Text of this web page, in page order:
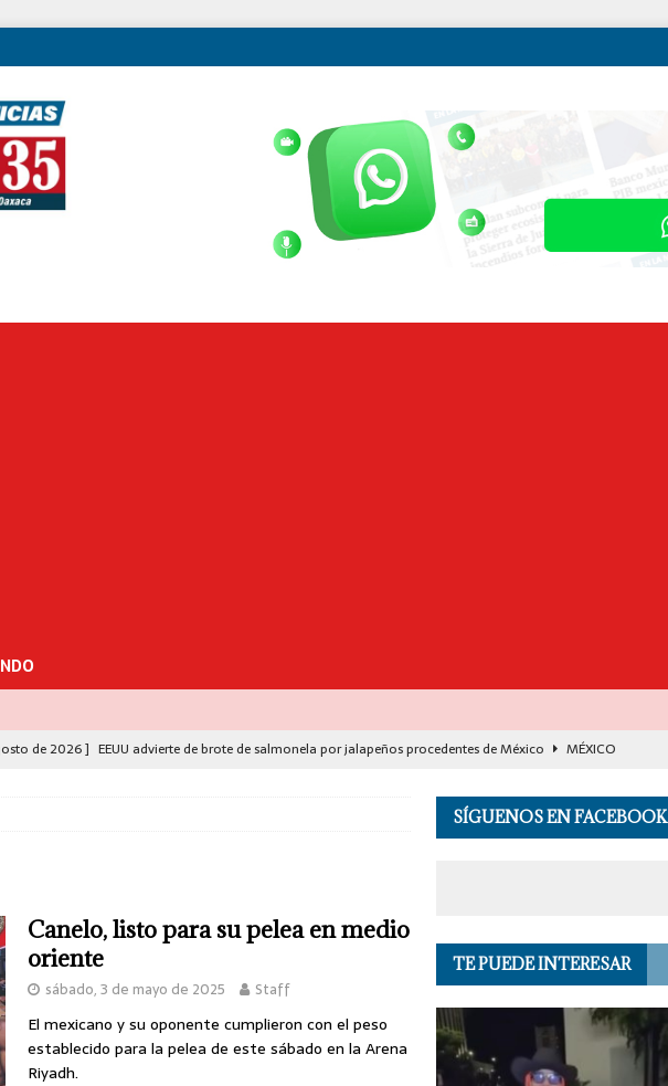
de 2026 ] EEUU advierte de brote de salmonela por jalapeños procedentes de México
MÉXICO
de 2026 ]
C-5
de 2026 ] Sismo de 5.3 en los Andes de Perú deja un herido, según reporte de autoridades
EL
Canelo, listo para su pelea en medio
oriente
sábado, 3 de mayo de 2025 Staff
El mexicano y su oponente cumplieron con el peso
establecido para la pelea de este sábado en la Arena
Riyadh.
SÍGUENOS EN FACEBOOK
TE PUEDE INTERESAR